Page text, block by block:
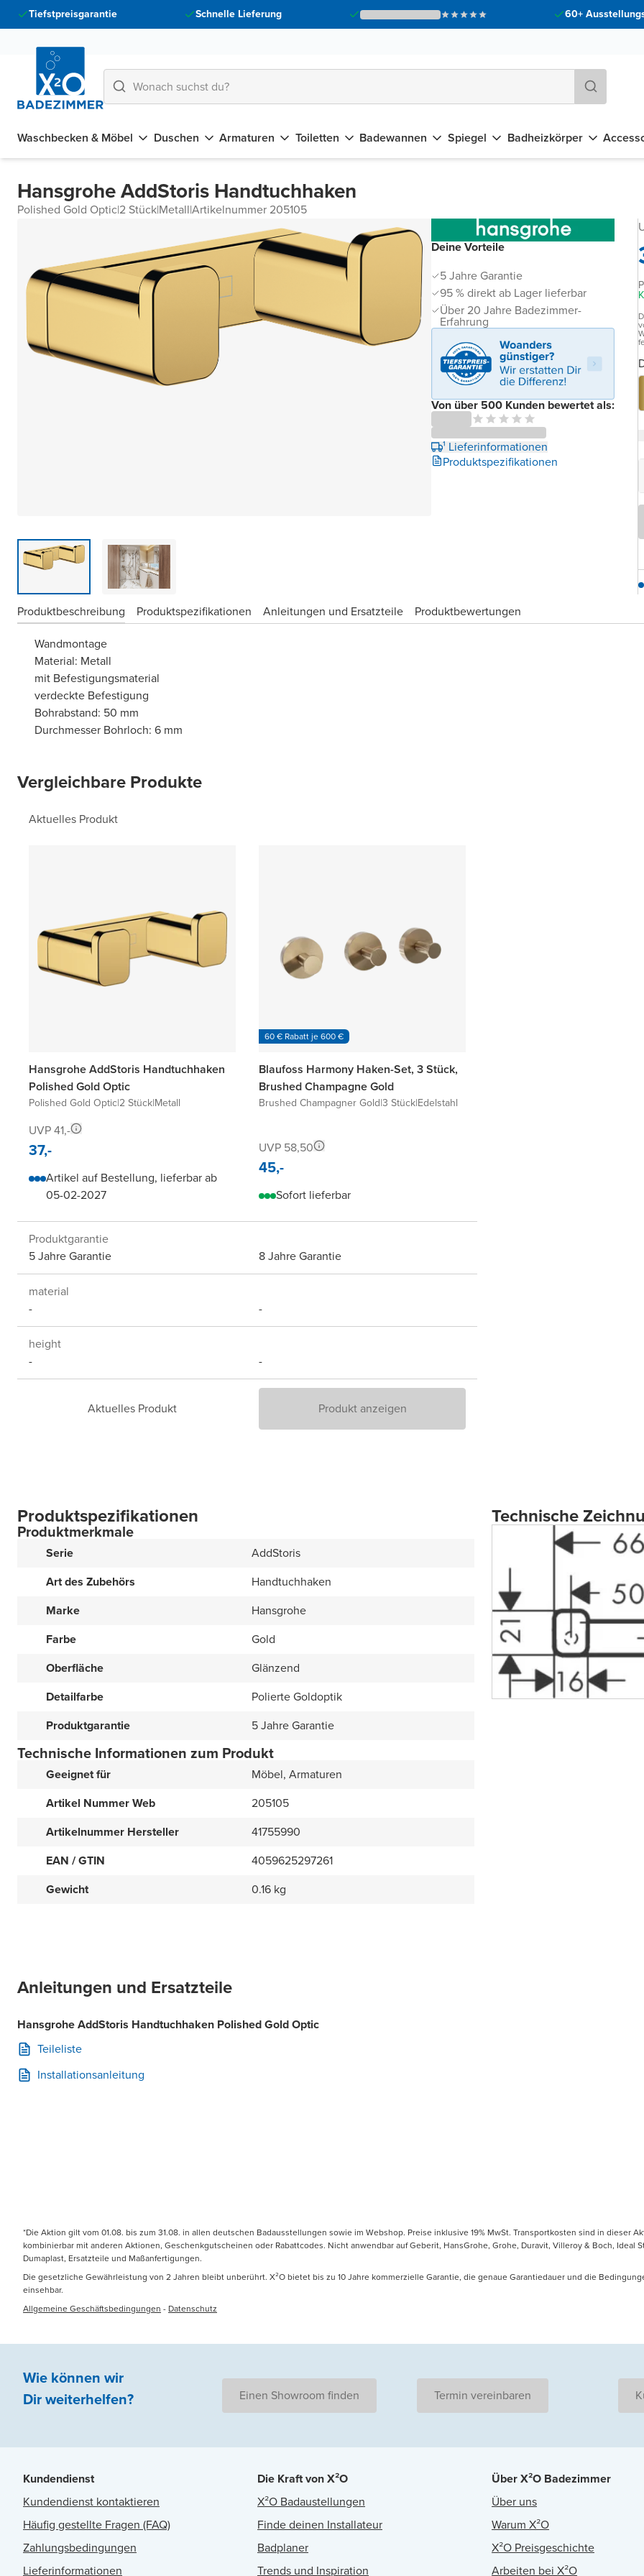
Tiefstpreisgarantie Schnelle Lieferung 60+
Waschbecken & Möbel Duschen Armaturen Toiletten Badewannen Spiegel Badheizkörper
Hansgrohe AddStoris Handtuchhaken
Polished Gold Optic|2 Stück|Metall|Artikelnummer 205105
Deine Vorteile
5 Jahre Garantie
95 % direkt ab Lager lieferbar
Über 20 Jahre Badezimmer-
Erfahrung
Von über 500 Kunden bewertet als:
¹ Lieferinformationen
Produktspezifikationen
Produktbeschreibung Produktspezifikationen Anleitungen und Ersatzteile
Produktbewertungen
Wandmontage
Material: Metall
mit Befestigungsmaterial
verdeckte Befestigung
Bohrabstand: 50 mm
Durchmesser Bohrloch: 6 mm
Vergleichbare Produkte
Aktuelles Produkt
Hansgrohe AddStoris Handtuchhaken
Polished Gold Optic
Polished Gold Optic|2 Stück|Metall
UVP 41,-
37,-
Artikel auf Bestellung, lieferbar ab
05-02-2027
60 € Rabatt je 600 €
Blaufoss Harmony Haken-Set, 3 Stück,
Brushed Champagne Gold
Brushed Champagner Gold|3 Stück|Edelstahl
UVP 58,50
45,-
Sofort lieferbar
Produktgarantie
5 Jahre Garantie
8 Jahre Garantie
material
-
-
height
-
-
Aktuelles Produkt Produkt anzeigen
Produktspezifikationen
Produktmerkmale
Serie
AddStoris
Art des Zubehörs
Handtuchhaken
Marke
Hansgrohe
Farbe
Gold
Oberfläche
Glänzend
Detailfarbe
Polierte Goldoptik
Produktgarantie
5 Jahre Garantie
Technische Informationen zum Produkt
Geeignet für
Möbel, Armaturen
Artikel Nummer Web
205105
Artikelnummer Hersteller
41755990
EAN / GTIN
4059625297261
Gewicht
0.16 kg
Technische
Anleitungen und Ersatzteile
Hansgrohe AddStoris Handtuchhaken Polished Gold Optic
Teileliste
Installationsanleitung
*Die Aktion gilt vom 01.08. bis zum 31.08. in allen deutschen Badausstellungen sowie im Webshop. Preise inklusive 19% MwSt. Transportkosten sind in dieser
kombinierbar mit anderen Aktionen, Geschenkgutscheinen oder Rabattcodes. Nicht anwendbar auf Geberit, HansGrohe, Grohe, Duravit, Villeroy & Boch, Ideal
Dumaplast, Ersatzteile und Maßanfertigungen.
Die gesetzliche Gewährleistung von 2 Jahren bleibt unberührt. X²O bietet bis zu 10 Jahre kommerzielle Garantie, die genaue Garantiedauer und die
einsehbar.
Allgemeine Geschäftsbedingungen - Datenschutz
Wie können wir
Dir weiterhelfen? Einen Showroom finden Termin vereinbaren
Kundendienst
Kundendienst kontaktieren
Häufig gestellte Fragen (FAQ)
Zahlungsbedingungen
Lieferinformationen
Die Kraft von X²O
X²O Badaustellungen
Finde deinen Installateur
Badplaner
Trends und Inspiration
Über X²O Badezimmer
Über uns
Warum X²O
X²O Preisgeschichte
Arbeiten bei X²O